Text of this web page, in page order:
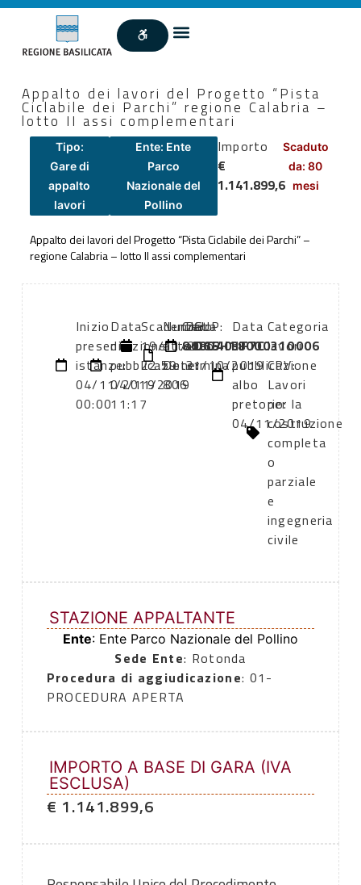
Appalto dei lavori del Progetto “Pista
Ciclabile dei Parchi” regione Calabria –
lotto II assi complementari
Tipo:
Gare di
appalto
lavori
Ente: Ente
Parco
Nazionale del
Pollino
Importo
€
1.141.899,6
Scaduto
da: 80
mesi
Appalto dei lavori del Progetto “Pista Ciclabile dei Parchi” –
regione Calabria – lotto II assi complementari
Inizio
presentazione
istanze:
04/11/2019
00:00
Data
di
pubblicazione:
04/11/2019
11:17
Scadenza:
19/11/2019
22:59
Numero
atto:
Determina
806
Data
atto:
31/10/2019
CIG:
8080403F7C
CUP:
D65H18000310006
Data
di
pubblicazione
albo
pretorio:
04/11/2019
Categoria
lavori
CPV:
Lavori
per la
costruzione
completa
o
parziale
e
ingegneria
civile
STAZIONE APPALTANTE
Ente: Ente Parco Nazionale del Pollino
Sede Ente: Rotonda
Procedura di aggiudicazione: 01-
PROCEDURA APERTA
IMPORTO A BASE DI GARA (IVA
ESCLUSA)
€ 1.141.899,6